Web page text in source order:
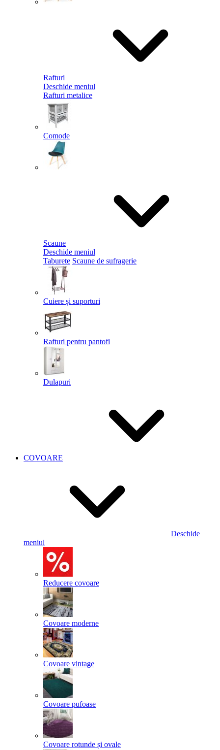
Rafturi
Deschide meniul
Rafturi metalice
Comode
Scaune
Deschide meniul
Taburete Scaune de sufragerie
Cuiere și suporturi
Rafturi pentru pantofi
Dulapuri
COVOARE
Deschide
meniul
Reducere covoare
Covoare moderne
Covoare vintage
Covoare pufoase
Covoare rotunde și ovale